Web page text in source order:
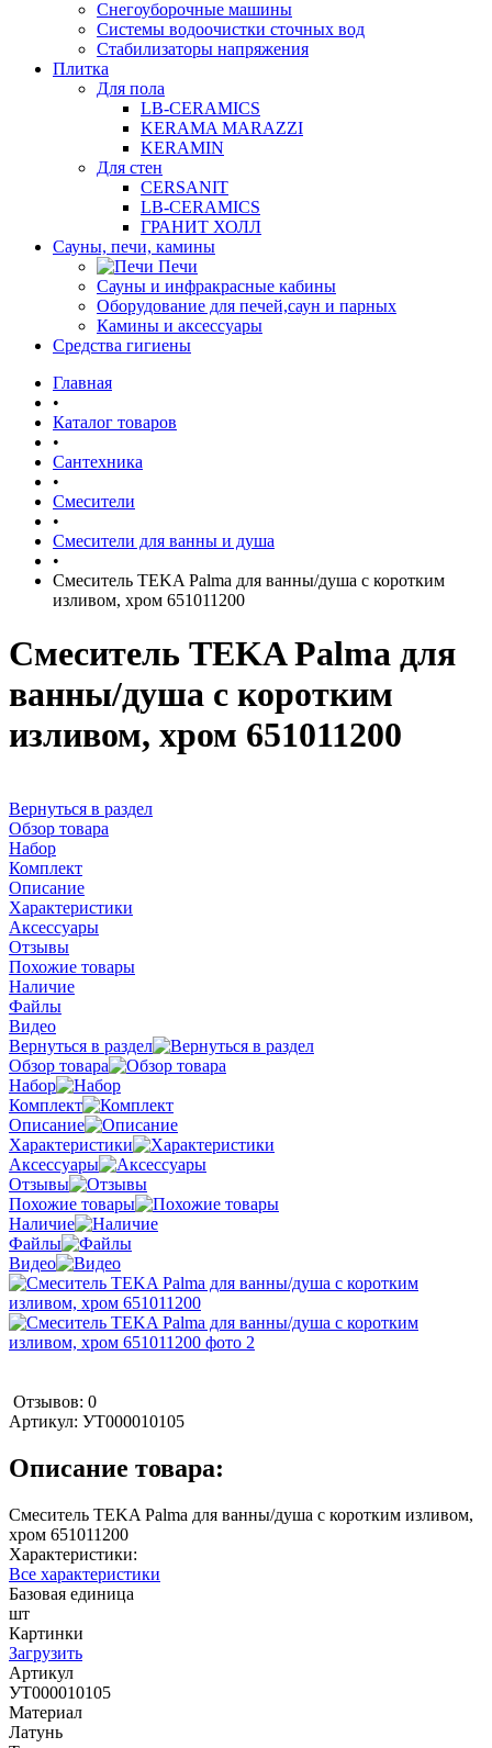
Снегоуборочные машины
Системы водоочистки сточных вод
Стабилизаторы напряжения
Плитка
Для пола
LB-CERAMICS
KERAMA MARAZZI
KERAMIN
Для стен
CERSANIT
LB-CERAMICS
ГРАНИТ ХОЛЛ
Сауны, печи, камины
Печи
Сауны и инфракрасные кабины
Оборудование для печей,саун и парных
Камины и аксессуары
Средства гигиены
Главная
•
Каталог товаров
•
Сантехника
•
Смесители
•
Смесители для ванны и душа
•
Смеситель TEKA Palma для ванны/душа с коротким
изливом, хром 651011200
Смеситель TEKA Palma для
ванны/душа с коротким
изливом, хром 651011200
Вернуться в раздел
Обзор товара
Набор
Комплект
Описание
Характеристики
Аксессуары
Отзывы
Похожие товары
Наличие
Файлы
Видео
Вернуться в раздел
Обзор товара
Набор
Комплект
Описание
Характеристики
Аксессуары
Отзывы
Похожие товары
Наличие
Файлы
Видео
Отзывов: 0
Артикул: УТ000010105
Описание товара:
Смеситель TEKA Palma для ванны/душа с коротким изливом,
хром 651011200
Характеристики:
Все характеристики
Базовая единица
шт
Картинки
Загрузить
Артикул
УТ000010105
Материал
Латунь